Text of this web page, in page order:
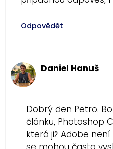
Odpovědět
Daniel Hanuš
Dobrý den Petro.
článku, Photoshop
která již Adobe